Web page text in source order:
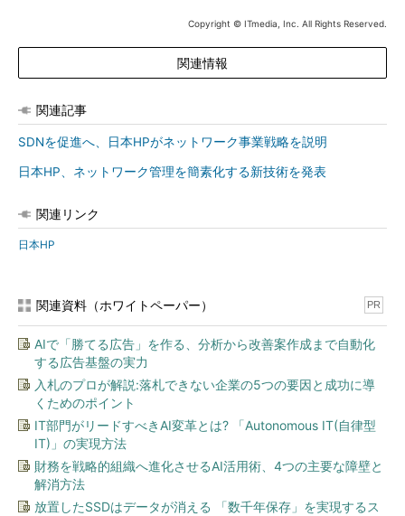
Copyright © ITmedia, Inc. All Rights Reserved.
関連情報
関連記事
SDNを促進へ、日本HPがネットワーク事業戦略を説明
日本HP、ネットワーク管理を簡素化する新技術を発表
関連リンク
日本HP
関連資料（ホワイトペーパー） PR
AIで「勝てる広告」を作る、分析から改善案作成まで自動化
する広告基盤の実力
入札のプロが解説:落札できない企業の5つの要因と成功に導
くためのポイント
IT部門がリードすべきAI変革とは? 「Autonomous IT(自律型
IT)」の実現方法
財務を戦略的組織へ進化させるAI活用術、4つの主要な障壁と
解消方法
放置したSSDはデータが消える 「数千年保存」を実現するス